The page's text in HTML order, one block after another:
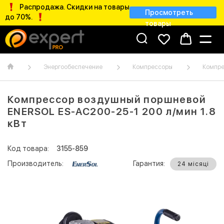
Распродажа. Скидки на товары
до 70%.
Просмотреть
товары
Энергообеспечение Компрессоры
Компрессор воздушный поршневой
ENERSOL ES-AC200-25-1 200 л/мин 1.8
кВт
Код товара:
3155-859
Производитель:
Гарантия: 24 місяці